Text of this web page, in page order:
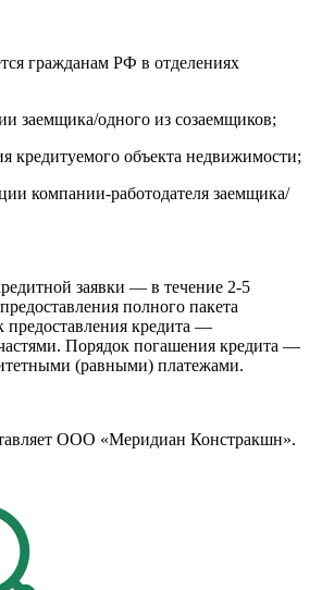
гражданам РФ в отделениях
заемщика/одного из созаемщиков;
кредитуемого объекта недвижимости;
компании-работодателя заемщика/
заявки — в течение 2-5
полного пакета
предоставления кредита —
Порядок погашения кредита —
(равными) платежами.
ООО «Меридиан Констракшн».